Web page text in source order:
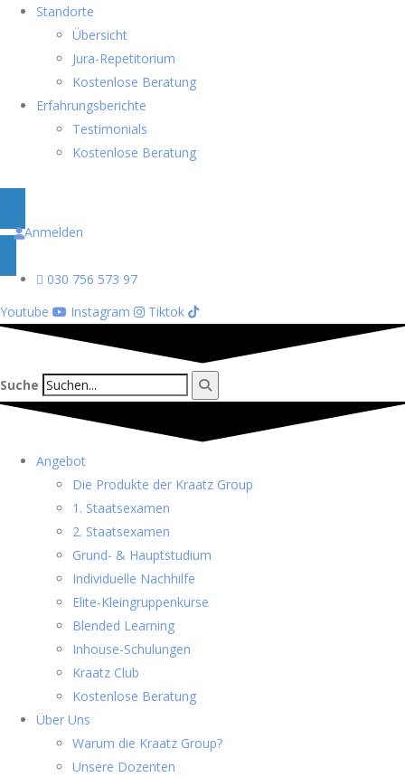
Standorte
Übersicht
Jura-Repetitorium
Kostenlose Beratung
Erfahrungsberichte
Testimonials
Kostenlose Beratung
Anmelden
030 756 573 97
Youtube
Instagram Tiktok
Suche
Angebot
Die Produkte der Kraatz Group
1. Staatsexamen
2. Staatsexamen
Grund- & Hauptstudium
Individuelle Nachhilfe
Elite-Kleingruppenkurse
Blended Learning
Inhouse-Schulungen
Kraatz Club
Kostenlose Beratung
Über Uns
Warum die Kraatz Group?
Unsere Dozenten